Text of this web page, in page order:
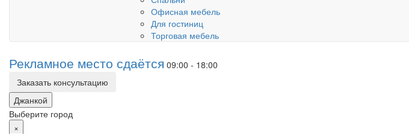
Офисная мебель
Для гостиниц
Торговая мебель
Рекламное место сдаётся 09:00 - 18:00
Заказать консультацию
Джанкой
Выберите город
×